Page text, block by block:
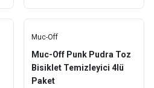
Muc-Off
Muc-Off Punk Pudra Toz
Bisiklet Temizleyici 4lü
Paket